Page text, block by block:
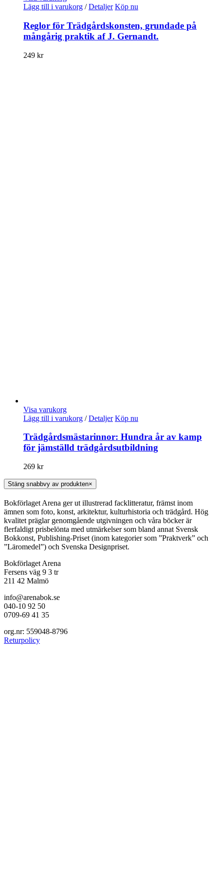
Lägg till i varukorg / Detaljer Köp nu
Reglor för Trädgårdskonsten, grundade på
mångårig praktik af J. Gernandt.
249 kr
Visa varukorg
Lägg till i varukorg / Detaljer Köp nu
Trädgårdsmästarinnor: Hundra år av kamp
för jämställd trädgårdsutbildning
269 kr
Stäng snabbvy av produkten×
Bokförlaget Arena ger ut illustrerad facklitteratur, främst inom
ämnen som foto, konst, arkitektur, kulturhistoria och trädgård. Hög
kvalitet präglar genomgående utgivningen och våra böcker är
flerfaldigt prisbelönta med utmärkelser som bland annat Svensk
Bokkonst, Publishing-Priset (inom kategorier som ”Praktverk” och
”Läromedel”) och Svenska Designpriset.
Bokförlaget Arena
Fersens väg 9 3 tr
211 42 Malmö
info@arenabok.se
040-10 92 50
0709-69 41 35
org.nr: 559048-8796
Returpolicy